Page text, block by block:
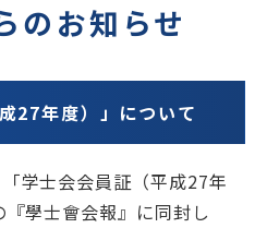
る質問 お問い合わせ
のお知らせ
27年度）」について
学士会会員証（平成27年
學士會会報』に同封し